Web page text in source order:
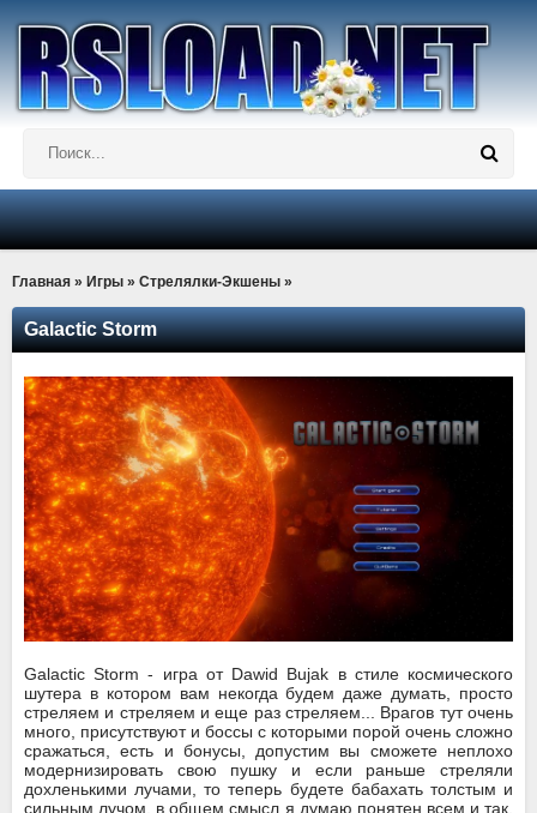
Главная » Игры » Стрелялки-Экшены »
Galactic Storm
Galactic Storm - игра от Dawid Bujak в стиле космического
шутера в котором вам некогда будем даже думать, просто
стреляем и стреляем и еще раз стреляем... Врагов тут очень
много, присутствуют и боссы с которыми порой очень сложно
сражаться, есть и бонусы, допустим вы сможете неплохо
модернизировать свою пушку и если раньше стреляли
дохленькими лучами, то теперь будете бабахать толстым и
сильным лучом, в общем смысл я думаю понятен всем и так.